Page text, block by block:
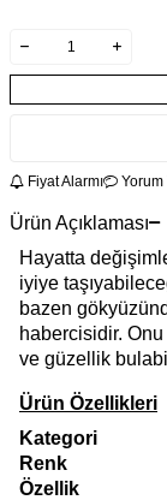
Fiyat Alarmı Yorum
Ürün Açıklaması
Hayatta
iyiye
bazen
habercisidir.
ve güzellik
Ürün Özellikleri
Kategori
Renk
Özellik